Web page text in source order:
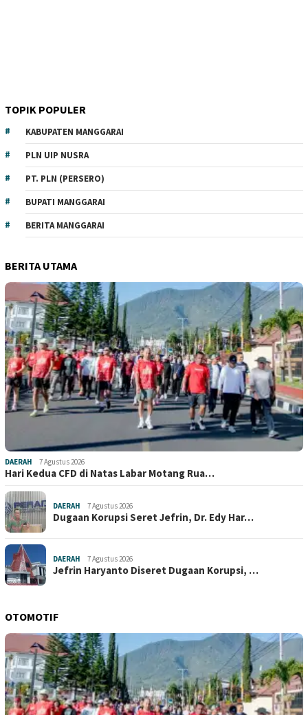
TOPIK POPULER
KABUPATEN MANGGARAI
PLN UIP NUSRA
PT. PLN (PERSERO)
BUPATI MANGGARAI
BERITA MANGGARAI
BERITA UTAMA
DAERAH 7 Agustus 2026
Hari Kedua CFD di Natas Labar Motang Rua…
DAERAH 7 Agustus 2026
Dugaan Korupsi Seret Jefrin, Dr. Edy Har…
DAERAH 7 Agustus 2026
Jefrin Haryanto Diseret Dugaan Korupsi, …
OTOMOTIF